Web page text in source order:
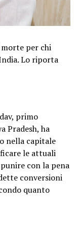
per chi
Lo riporta
primo
Pradesh, ha
nella capitale
le attuali
con la pena
conversioni
quanto